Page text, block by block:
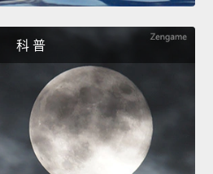
科 普